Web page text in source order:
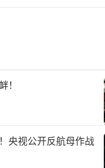
！
央视公开反航母作战